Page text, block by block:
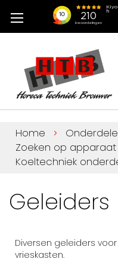
naar
Home
Zoeken op apparaat
Koeltechniek
Geleiders
Diversen geleiders
vrieskasten.